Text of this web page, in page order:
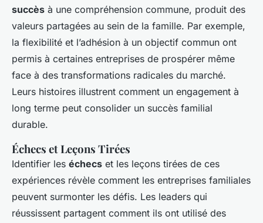
succès à une compréhension commune, produit des
valeurs partagées au sein de la famille. Par exemple,
la flexibilité et l’adhésion à un objectif commun ont
permis à certaines entreprises de prospérer même
face à des transformations radicales du marché.
Leurs histoires illustrent comment un engagement à
long terme peut consolider un succès familial
durable.
Échecs et Leçons Tirées
Identifier les échecs et les leçons tirées de ces
expériences révèle comment les entreprises familiales
peuvent surmonter les défis. Les leaders qui
réussissent partagent comment ils ont utilisé des